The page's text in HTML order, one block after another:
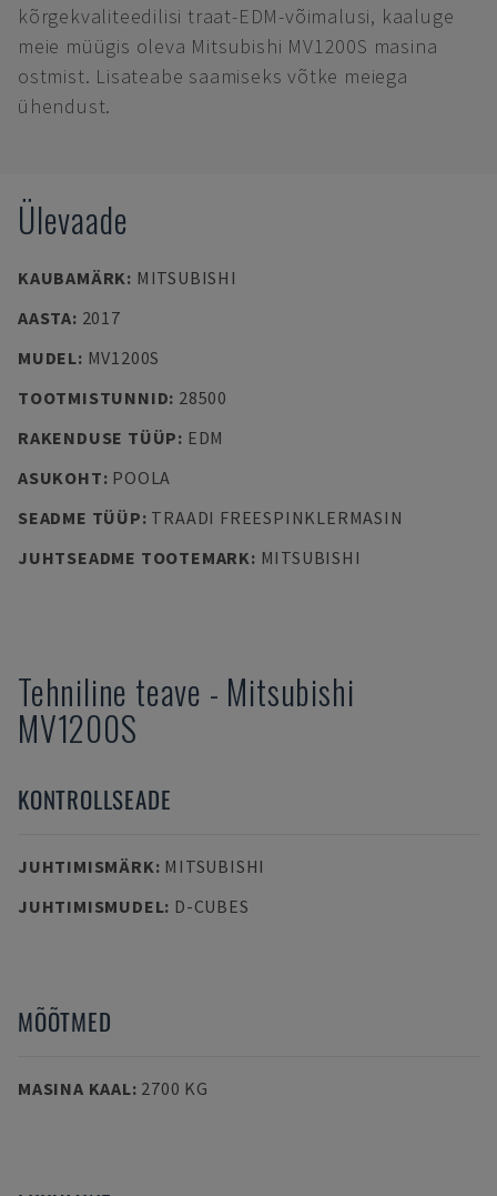
kõrgekvaliteedilisi traat-EDM-võimalusi, kaaluge
meie müügis oleva Mitsubishi MV1200S masina
ostmist. Lisateabe saamiseks võtke meiega
ühendust.
Ülevaade
KAUBAMÄRK: MITSUBISHI
AASTA: 2017
MUDEL: MV1200S
TOOTMISTUNNID: 28500
RAKENDUSE TÜÜP: EDM
ASUKOHT: POOLA
SEADME TÜÜP: TRAADI FREESPINKLERMASIN
JUHTSEADME TOOTEMARK: MITSUBISHI
Tehniline teave - Mitsubishi
MV1200S
KONTROLLSEADE
JUHTIMISMÄRK: MITSUBISHI
JUHTIMISMUDEL: D-CUBES
MÕÕTMED
MASINA KAAL: 2700 KG